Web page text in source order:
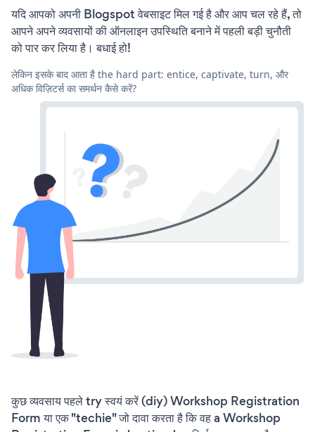
यदि आपको अपनी Blogspot वेबसाइट मिल गई है और आप चल रहे हैं, तो
आपने अपने व्यवसायों की ऑनलाइन उपस्थिति बनाने में पहली बड़ी चुनौती
को पार कर लिया है। बधाई हो!
लेकिन इसके बाद आता है the hard part: entice, captivate, turn, और
अधिक विज़िटर्स का समर्थन कैसे करें?
कुछ व्यवसाय पहले try स्वयं करें (diy) Workshop Registration
Form या एक "techie" जो दावा करता है कि वह a Workshop